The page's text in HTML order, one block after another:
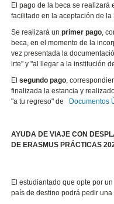
El pago de la beca se
facilitado en la aceptación de la
Se realizará unprimer pago,
beca, en el momento de la
vez presentada la
irte" y "al llegar a la institución
El segundo pago,
finalizada la estancia y
"a tu regreso" de
Documentos
AYUDA DE VIAJE CON
DE ERASMUS PRÁCTICAS
El estudiantado que opte por
país de destino podrá pedir